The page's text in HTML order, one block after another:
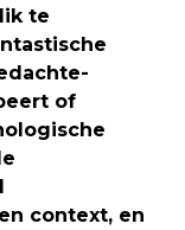
te
of
context, en